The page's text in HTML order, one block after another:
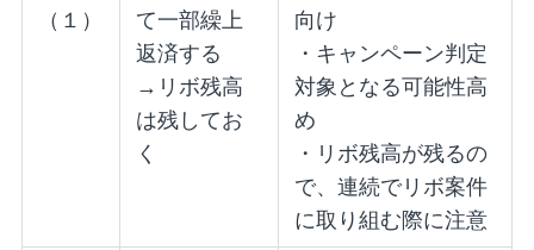
（１）
て一部繰上
返済する
→リボ残高
は残してお
く
向け
・キャンペーン判定
対象となる可能性高
め
・リボ残高が残るの
で、連続でリボ案件
に取り組む際に注意